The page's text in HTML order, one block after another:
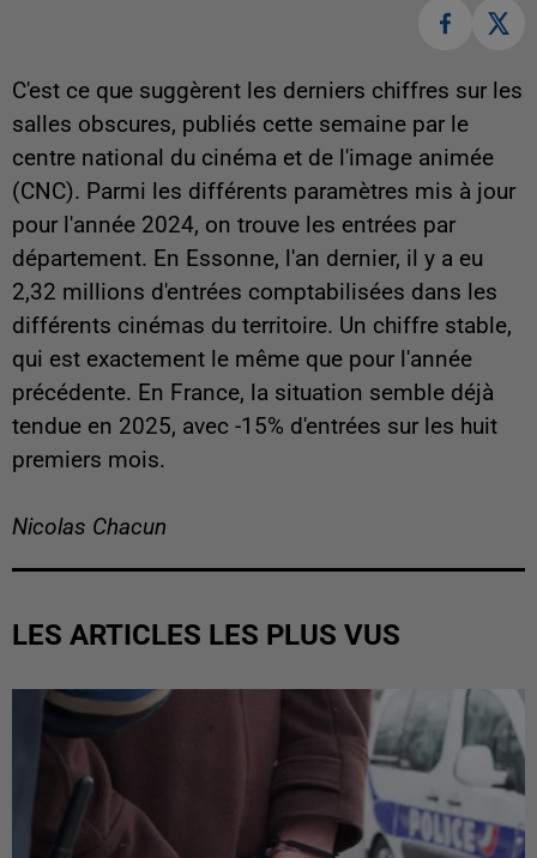
C'est ce que suggèrent les derniers chiffres sur les
salles obscures, publiés cette semaine par le
centre national du cinéma et de l'image animée
(CNC). Parmi les différents paramètres mis à jour
pour l'année 2024, on trouve les entrées par
département. En Essonne, l'an dernier, il y a eu
2,32 millions d'entrées comptabilisées dans les
différents cinémas du territoire. Un chiffre stable,
qui est exactement le même que pour l'année
précédente. En France, la situation semble déjà
tendue en 2025, avec -15% d'entrées sur les huit
premiers mois.
Nicolas Chacun
LES ARTICLES LES PLUS VUS